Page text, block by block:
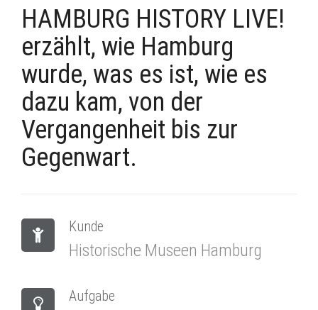
HAMBURG HISTORY LIVE!
erzählt, wie Hamburg
wurde, was es ist, wie es
dazu kam, von der
Vergangenheit bis zur
Gegenwart.
Kunde
Historische Museen Hamburg
Aufgabe